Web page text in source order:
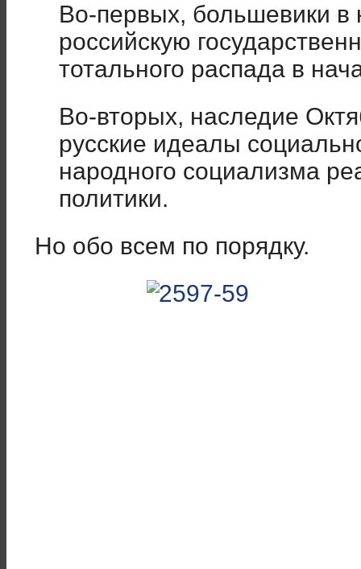
Во-первых, большевики в
российскую
тотального распада в
Во-вторых, наследие
русские идеалы
народного социализма
политики.
Но обо всем по порядку.